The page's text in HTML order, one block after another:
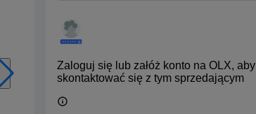
Zaloguj się lub załóż konto na OLX, aby
skontaktować się z tym sprzedającym